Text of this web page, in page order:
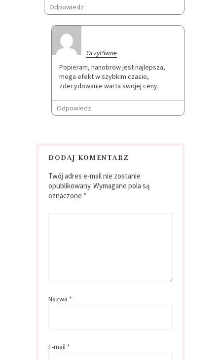
Odpowiedz
OczyPiwne
Popieram, nanobrow jest najlepsza,
mega efekt w szybkim czasie,
zdecydowanie warta swojej ceny.
Odpowiedz
DODAJ KOMENTARZ
Twój adres e-mail nie zostanie
opublikowany. Wymagane pola są
oznaczone *
Nazwa *
E-mail *